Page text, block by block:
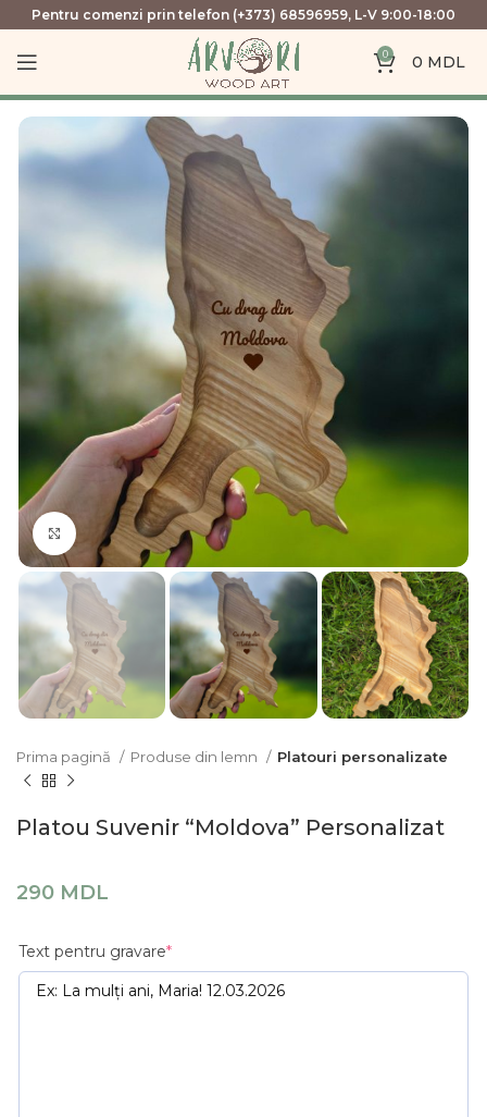
Pentru comenzi prin telefon (+373) 68596959, L-V 9:00-18:00
0 0 MDL
Click pentru a mari
Prima pagină Produse din lemn Platouri personalizate
Platou Suvenir “Moldova” Personalizat
290 MDL
Text pentru gravare*